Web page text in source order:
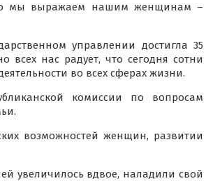
мы выражаем нашим женщинам –
управлении достигла 35
всех нас радует, что сегодня сотни
во всех сферах жизни.
комиссии по вопросам
возможностей женщин, развитии
увеличилось вдвое, наладили свой